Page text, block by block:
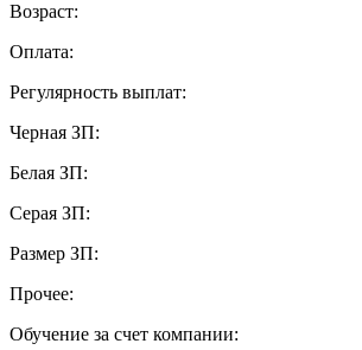
Возраст:
Оплата:
Регулярность выплат:
Черная ЗП:
Белая ЗП:
Серая ЗП:
Размер ЗП:
Прочее:
Обучение за счет компании: